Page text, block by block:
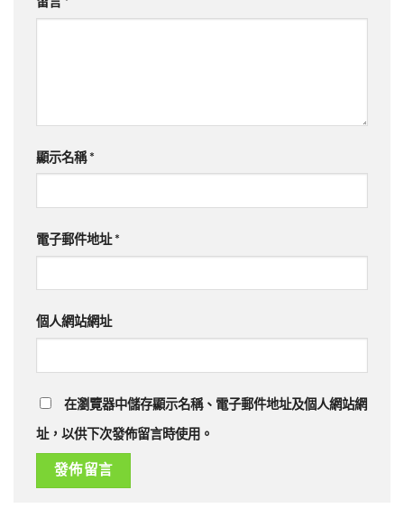
顯示名稱 *
電子郵件地址 *
個人網站網址
在瀏覽器中儲存顯示名稱、電子郵件地址及個人網站網
址，以供下次發佈留言時使用。